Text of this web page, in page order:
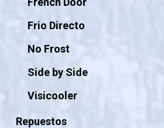
Frio Directo
No Frost
Side by Side
Visicooler
Repuestos